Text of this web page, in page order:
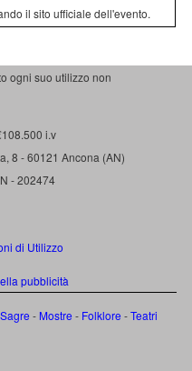
il sito ufficiale dell'evento.
ogni suo utilizzo non
i.v
8 - 60121 Ancona (AN)
- 202474
di Utilizzo
pubblicità
Sagre - Mostre - Folklore -Teatri